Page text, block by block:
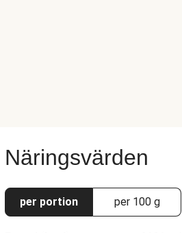
Näringsvärden
per portion per 100 g